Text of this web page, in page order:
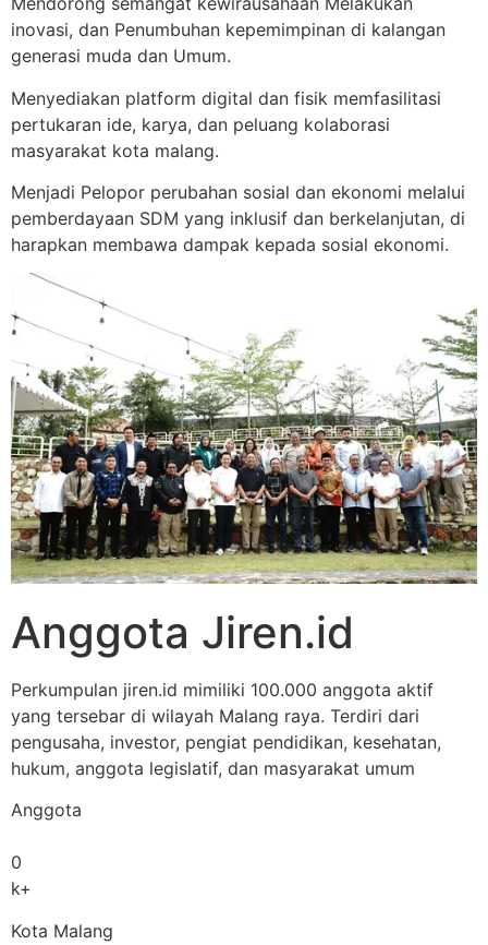
inovasi, dan Penumbuhan kepemimpinan di kalangan
generasi muda dan Umum.
Menyediakan platform digital dan fisik memfasilitasi
pertukaran ide, karya, dan peluang kolaborasi
masyarakat kota malang.
Menjadi Pelopor perubahan sosial dan ekonomi melalui
pemberdayaan SDM yang inklusif dan berkelanjutan, di
harapkan membawa dampak kepada sosial ekonomi.
Anggota Jiren.id
Perkumpulan jiren.id mimiliki 100.000 anggota aktif
yang tersebar di wilayah Malang raya. Terdiri dari
pengusaha, investor, pengiat pendidikan, kesehatan,
hukum, anggota legislatif, dan masyarakat umum
Anggota
0
k+
Kota Malang